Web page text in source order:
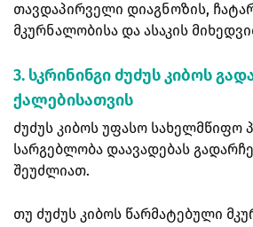
თავდაპირველი დიაგნოზის,
მკურნალობისა და ასაკის
3. სკრინინგი ძუძუს კიბოს
ქალებისათვის
ძუძუს კიბოს უფასო სახელმწიფო
სარგებლობა დაავადებას
შეუძლიათ.
თუ ძუძუს კიბოს წარმატებული